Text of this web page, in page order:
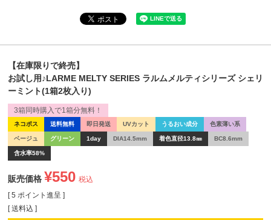
【在庫限りで終売】
お試し用♪LARME MELTY SERIES ラルムメルティシリーズ シェリ
ーミント(1箱2枚入り)
ネコポス 送料無料 即日発送 UVカット うるおい成分 色素薄い系
ベージュ グリーン 1day DIA14.5mm 着色直径13.8㎜ BC8.6mm
含水率58%
3箱同時購入で1箱分無料！
販売価格 ¥550 税込
[ 5 ポイント進呈 ]
送料込